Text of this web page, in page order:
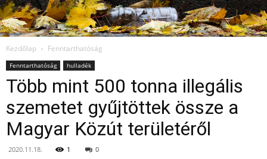
Kezdőlap Fenntarthatóság
Fenntarthatóság hulladék
Több mint 500 tonna illegális
szemetet gyűjtöttek össze a
Magyar Közút területéről
2020.11.18. 1 0